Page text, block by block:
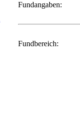
Fundangaben:
Fundbereich: